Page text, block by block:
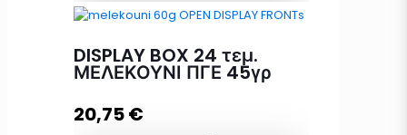
ΠΓΕ 30γρ ποσότητα
Προσθήκη στο καλάθι
DISPLAY BOX 24 τεμ.
ΜΕΛΕΚΟΥΝΙ ΠΓΕ 45γρ
20,75€